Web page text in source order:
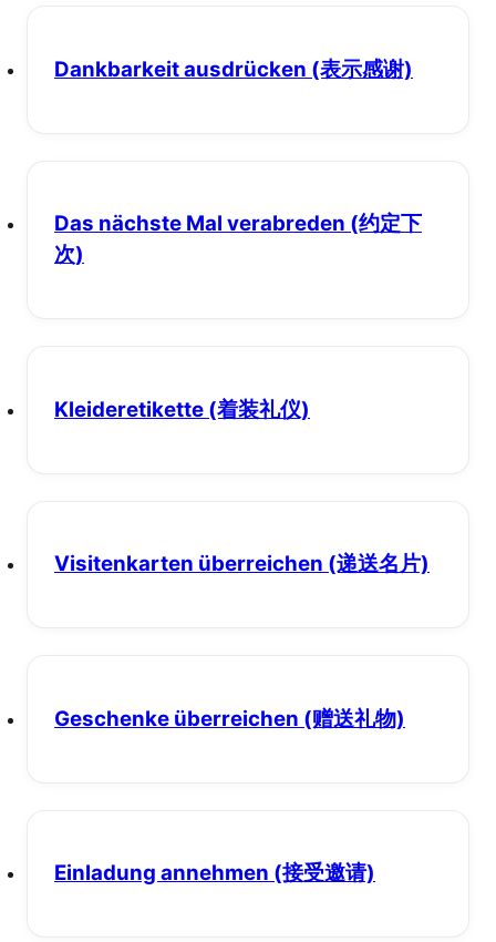
Dankbarkeit ausdrücken (表示感谢)
Das nächste Mal verabreden (约定下
次)
Kleideretikette (着装礼仪)
Visitenkarten überreichen (递送名片)
Geschenke überreichen (赠送礼物)
Einladung annehmen (接受邀请)